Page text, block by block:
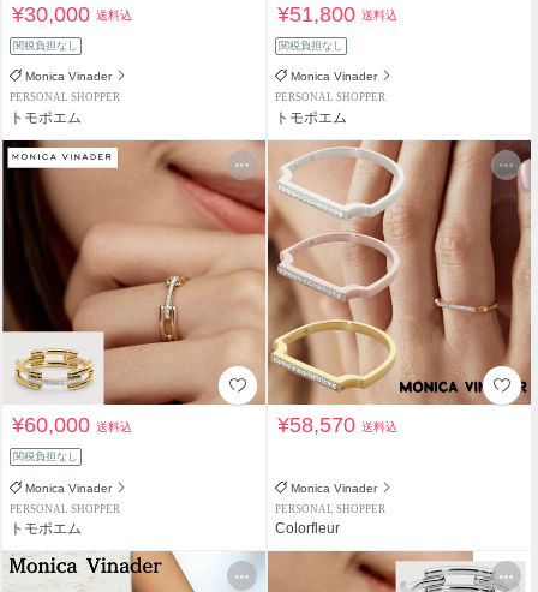
¥30,000送料込
関税負担なし
Monica Vinader
PERSONAL SHOPPER
トモポエム
¥51,800送料込
関税負担なし
Monica Vinader
PERSONAL SHOPPER
トモポエム
¥60,000送料込
関税負担なし
Monica Vinader
PERSONAL SHOPPER
トモポエム
¥58,570送料込
Monica Vinader
PERSONAL SHOPPER
Colorfleur